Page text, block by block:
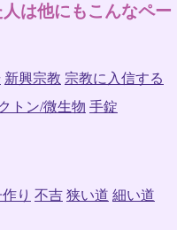
人は他にもこんなペー
新興宗教 宗教に入信する
トン/微生物 手錠
り 不吉 狭い道 細い道